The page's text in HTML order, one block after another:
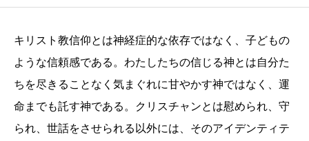
キリスト教信仰とは神経症的な依存ではなく、子どもの
ような信頼感である。わたしたちの信じる神とは自分た
ちを尽きることなく気まぐれに甘やかす神ではなく、運
命までも託す神である。クリスチャンとは慰められ、守
られ、世話をさせられる以外には、そのアイデンティテ